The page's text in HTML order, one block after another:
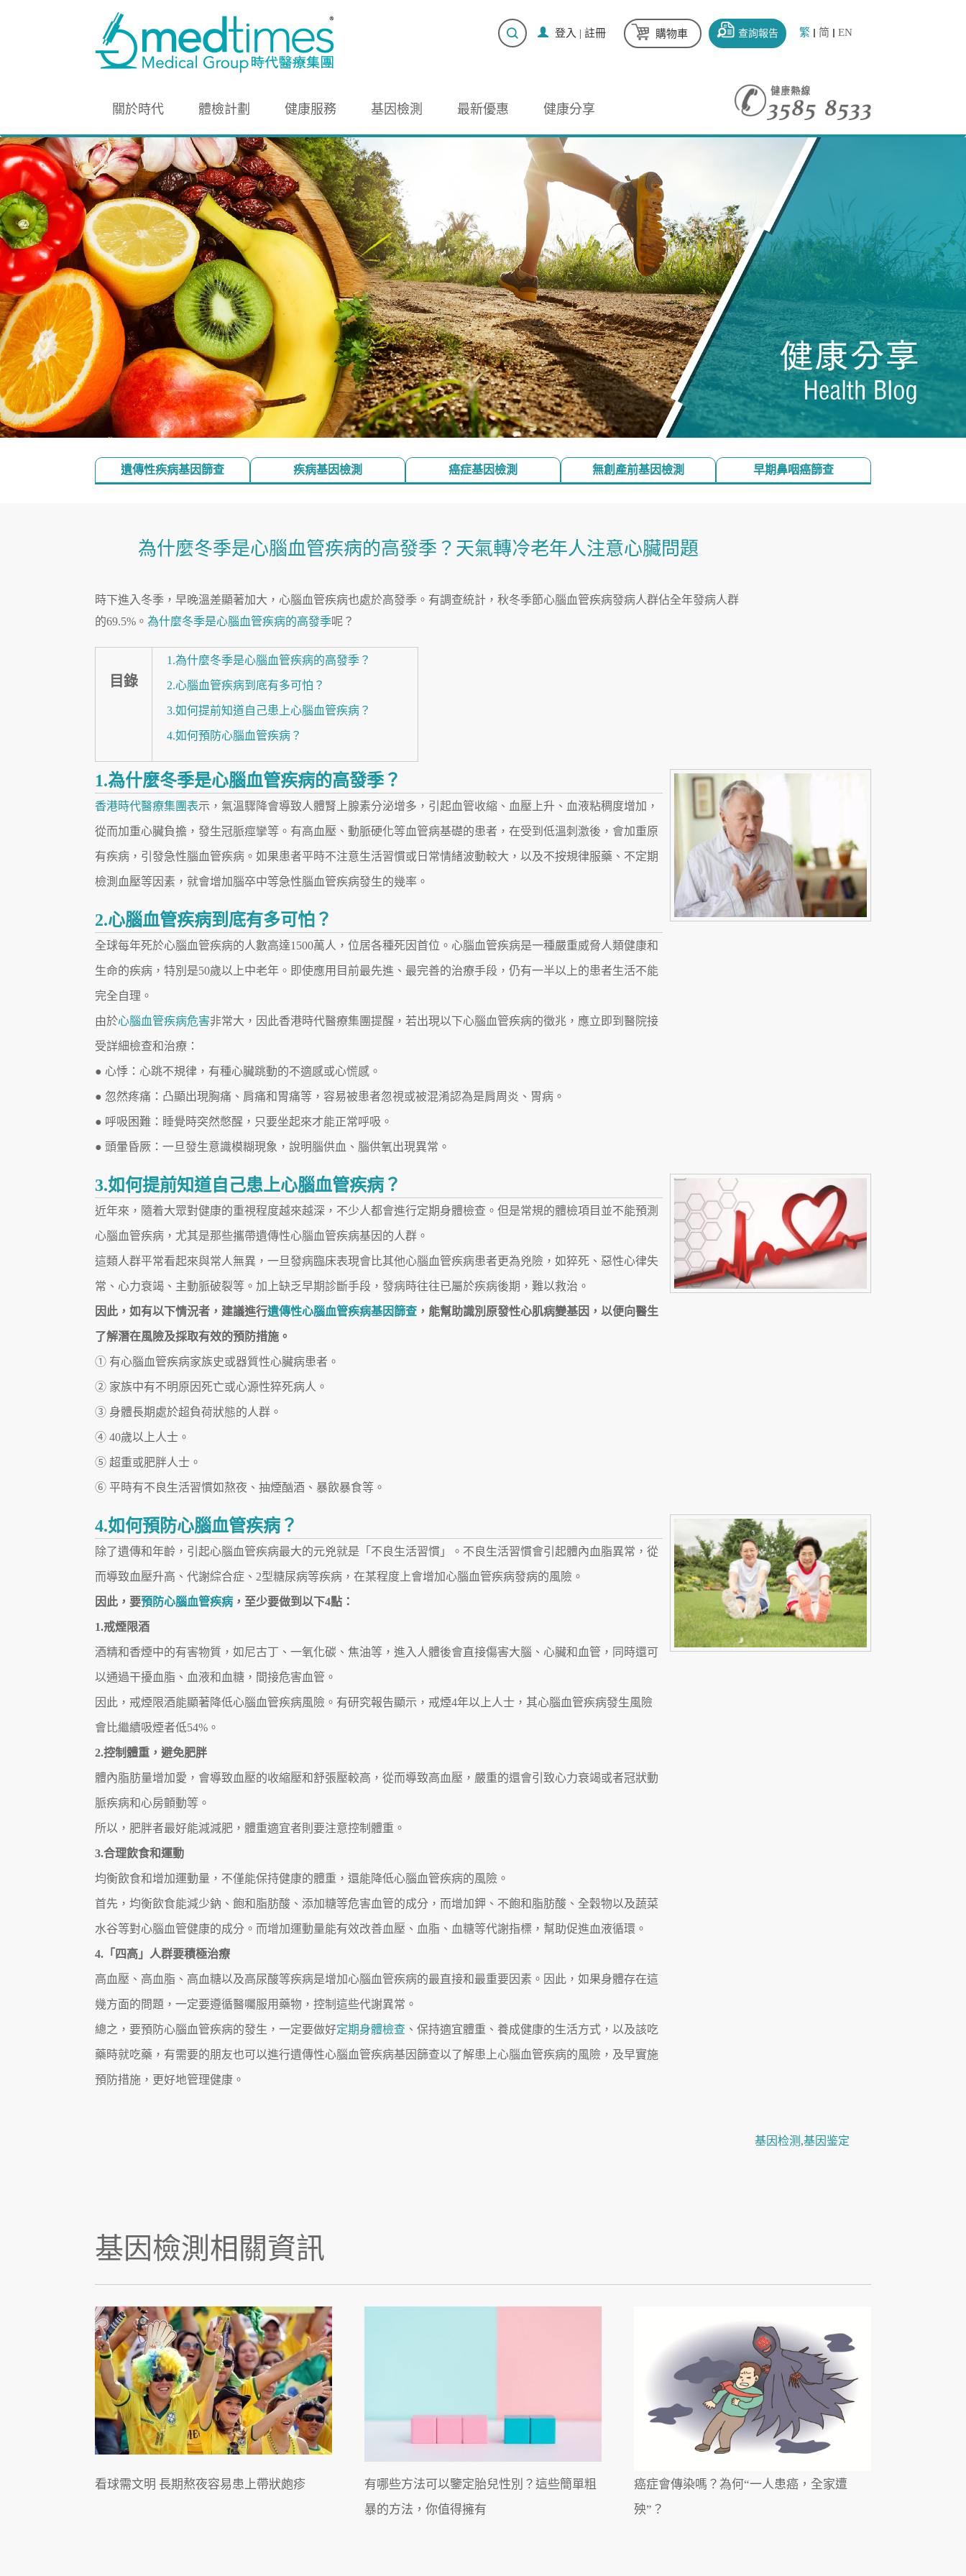
繁 简 EN
查詢報告
購物車
登入 | 註冊
關於時代 體檢計劃 健康服務 基因檢測 最新優惠 健康分享
遺傳性疾病基因篩查 疾病基因檢測 癌症基因檢測 無創產前基因檢測 早期鼻咽癌篩查
為什麼冬季是心腦血管疾病的高發季？天氣轉冷老年人注意心臟問題
時下進入冬季，早晚溫差顯著加大，心腦血管疾病也處於高發季。有調查統計，秋冬季節心腦血管疾病發病人群佔全年發病人群
的69.5%。 為什麼冬季是心腦血管疾病的高發季呢？
目錄
1.為什麼冬季是心腦血管疾病的高發季？
2.心腦血管疾病到底有多可怕？
3.如何提前知道自己患上心腦血管疾病？
4.如何預防心腦血管疾病？
1.為什麼冬季是心腦血管疾病的高發季？
香港時代醫療集團表示，氣溫驟降會導致人體腎上腺素分泌增多，引起血管收縮、血壓上升、血液粘稠度增加，
從而加重心臟負擔，發生冠脈痙攣等。有高血壓、動脈硬化等血管病基礎的患者，在受到低溫刺激後，會加重原
有疾病，引發急性腦血管疾病。如果患者平時不注意生活習慣或日常情緒波動較大，以及不按規律服藥、不定期
檢測血壓等因素，就會增加腦卒中等急性腦血管疾病發生的幾率。
2.心腦血管疾病到底有多可怕？
全球每年死於心腦血管疾病的人數高達1500萬人，位居各種死因首位。心腦血管疾病是一種嚴重威脅人類健康和
生命的疾病，特別是50歲以上中老年。即使應用目前最先進、最完善的治療手段，仍有一半以上的患者生活不能
完全自理。
由於心腦血管疾病危害非常大，因此香港時代醫療集團提醒，若出現以下心腦血管疾病的徵兆，應立即到醫院接
受詳細檢查和治療：
● 心悸：心跳不規律，有種心臟跳動的不適感或心慌感。
● 忽然疼痛：凸顯出現胸痛、肩痛和胃痛等，容易被患者忽視或被混淆認為是肩周炎、胃病。
● 呼吸困難：睡覺時突然憋醒，只要坐起來才能正常呼吸。
● 頭暈昏厥：一旦發生意識模糊現象，說明腦供血、腦供氧出現異常。
3.如何提前知道自己患上心腦血管疾病？
近年來，隨着大眾對健康的重視程度越來越深，不少人都會進行定期身體檢查。但是常規的體檢項目並不能預測
心腦血管疾病，尤其是那些攜帶遺傳性心腦血管疾病基因的人群。
這類人群平常看起來與常人無異，一旦發病臨床表現會比其他心腦血管疾病患者更為兇險，如猝死、惡性心律失
常、心力衰竭、主動脈破裂等。加上缺乏早期診斷手段，發病時往往已屬於疾病後期，難以救治。
因此，如有以下情況者，建議進行遺傳性心腦血管疾病基因篩查 ，能幫助識別原發性心肌病變基因，以便向醫生
了解潛在風險及採取有效的預防措施。
① 有心腦血管疾病家族史或器質性心臟病患者。
② 家族中有不明原因死亡或心源性猝死病人。
③ 身體長期處於超負荷狀態的人群。
④ 40歲以上人士。
⑤ 超重或肥胖人士。
⑥ 平時有不良生活習慣如熬夜、抽煙酗酒、暴飲暴食等。
4.如何預防心腦血管疾病？
除了遺傳和年齡，引起心腦血管疾病最大的元兇就是「不良生活習慣」。不良生活習慣會引起體內血脂異常，從
而導致血壓升高、代謝綜合症、2型糖尿病等疾病，在某程度上會增加心腦血管疾病發病的風險。
因此，要預防心腦血管疾病 ，至少要做到以下4點：
1.戒煙限酒
酒精和香煙中的有害物質，如尼古丁、一氧化碳、焦油等，進入人體後會直接傷害大腦、心臟和血管，同時還可
以通過干擾血脂、血液和血糖，間接危害血管。
因此，戒煙限酒能顯著降低心腦血管疾病風險。有研究報告顯示，戒煙4年以上人士，其心腦血管疾病發生風險
會比繼續吸煙者低54%。
2.控制體重，避免肥胖
體內脂肪量增加愛，會導致血壓的收縮壓和舒張壓較高，從而導致高血壓，嚴重的還會引致心力衰竭或者冠狀動
脈疾病和心房顫動等。
所以，肥胖者最好能減減肥，體重適宜者則要注意控制體重。
3.合理飲食和運動
均衡飲食和增加運動量，不僅能保持健康的體重，還能降低心腦血管疾病的風險。
首先，均衡飲食能減少鈉、飽和脂肪酸、添加糖等危害血管的成分，而增加鉀、不飽和脂肪酸、全穀物以及蔬菜
水谷等對心腦血管健康的成分。而增加運動量能有效改善血壓、血脂、血糖等代謝指標，幫助促進血液循環。
4.「四高」人群要積極治療
高血壓、高血脂、高血糖以及高尿酸等疾病是增加心腦血管疾病的最直接和最重要因素。因此，如果身體存在這
幾方面的問題，一定要遵循醫囑服用藥物，控制這些代謝異常。
總之，要預防心腦血管疾病的發生，一定要做好定期身體檢查 、保持適宜體重、養成健康的生活方式，以及該吃
藥時就吃藥，有需要的朋友也可以進行遺傳性心腦血管疾病基因篩查以了解患上心腦血管疾病的風險，及早實施
預防措施，更好地管理健康。
基因检测 ,基因鉴定
基因檢測相關資訊
看球需文明 長期熬夜容易患上帶狀皰疹
有哪些方法可以鑒定胎兒性別？這些簡單粗
暴的方法，你值得擁有
癌症會傳染嗎？為何“一人患癌，全家遭
殃”？